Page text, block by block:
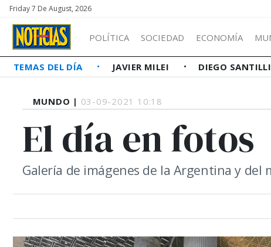
Friday 7 De August, 2026
POLÍTICA SOCIEDAD ECONOMÍA
TEMAS DEL DÍA JAVIER MILEI DIEGO SANTILLI
MUNDO | 03-09-2021 10:18
El día en fotos
Galería de imágenes de la Argentina y del